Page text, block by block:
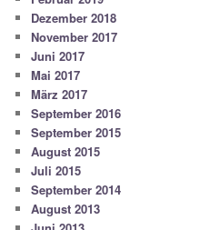
Dezember 2018
November 2017
Juni 2017
Mai 2017
März 2017
September 2016
September 2015
August 2015
Juli 2015
September 2014
August 2013